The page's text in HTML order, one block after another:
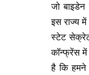
जो
इस राज्य
स्टेट
कॉन्फ्रेंस में
है कि